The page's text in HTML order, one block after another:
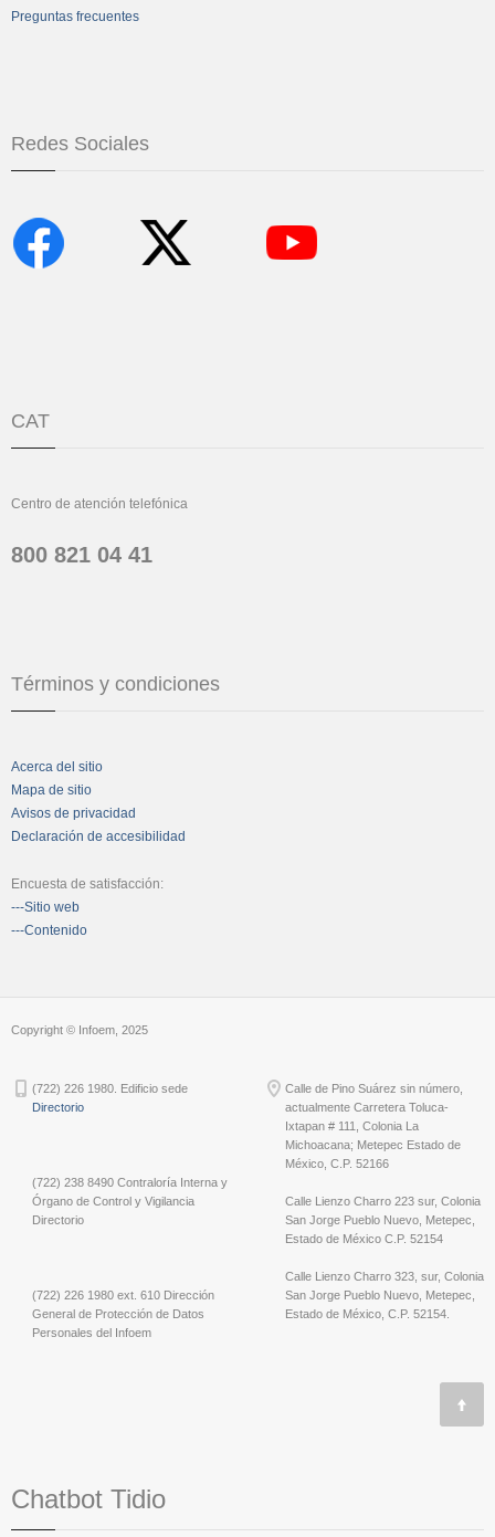
Preguntas frecuentes
Redes Sociales
CAT
Centro de atención telefónica
800 821 04 41
Términos y condiciones
Acerca del sitio
Mapa de sitio
Avisos de privacidad
Declaración de accesibilidad
Encuesta de satisfacción:
---Sitio web
---Contenido
Copyright © Infoem, 2025
(722) 226 1980. Edificio sede
Directorio
(722) 238 8490 Contraloría Interna y
Órgano de Control y Vigilancia
Directorio
(722) 226 1980 ext. 610 Dirección
General de Protección de Datos
Personales del Infoem
Calle de Pino Suárez sin número,
actualmente Carretera Toluca-
Ixtapan # 111, Colonia La
Michoacana; Metepec Estado de
México, C.P. 52166
Calle Lienzo Charro 223 sur, Colonia
San Jorge Pueblo Nuevo, Metepec,
Estado de México C.P. 52154
Calle Lienzo Charro 323, sur, Colonia
San Jorge Pueblo Nuevo, Metepec,
Estado de México, C.P. 52154.
Chatbot Tidio